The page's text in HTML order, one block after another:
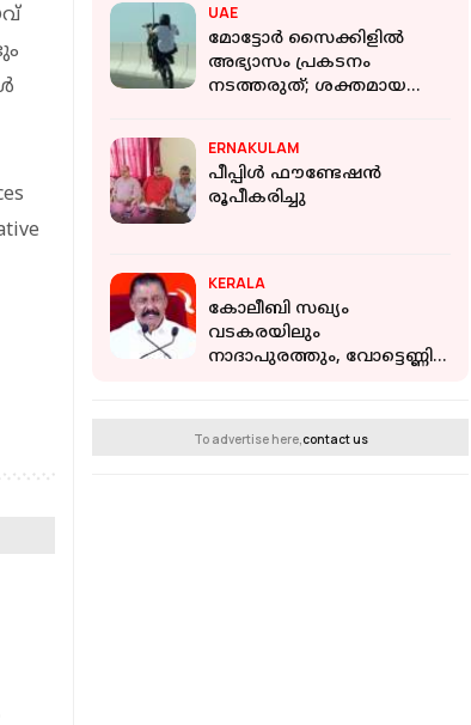
UAE
മോട്ടോര്‍ സൈക്കിളില്‍
അഭ്യാസം പ്രകടനം
നടത്തരുത്; ശക്തമായ
ERNAKULAM
പീപ്പിൾ ഫൗണ്ടേഷൻ
രൂപീകരിച്ചു
KERALA
കോലീബി സഖ്യം
വടകരയിലും
നാദാപുരത്തും, വോട്ടെണ്ണി
To advertise here, contact us